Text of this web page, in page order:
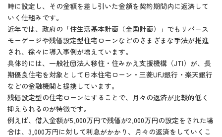
時に設定し、その金額を差し引いた金額を契約期間内に返済して
いく仕組みです。
近年では、政府の「住生活基本計画（全国計画）」でもリバース
モーゲージや残価設定型住宅ローンなどのさまざまな手法が推進
され、徐々に導入事例が増えています。
具体的には、一般社団法人移住・住みかえ支援機構（JTI）が、長
期優良住宅を対象として日本住宅ローン・三菱UFJ銀行・楽天銀行
などの金融機関と提携しています。
残価設定型の住宅ローンにすることで、月々の返済が比較的低く
抑えられるのが特徴です。
例えば、借入金額が5,000万円で残価が2,000万円の設定をされた場
合は、3,000万円に対して利息がかかり、月々の返済をしていくこ